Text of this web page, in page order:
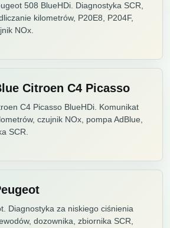
508 BlueHDi. Diagnostyka SCR,
kilometrów, P20E8, P204F,
NOx.
Citroen C4 Picasso
C4 Picasso BlueHDi. Komunikat
czujnik NOx, pompa AdBlue,
SCR.
Diagnostyka za niskiego ciśnienia
dozownika, zbiornika SCR,